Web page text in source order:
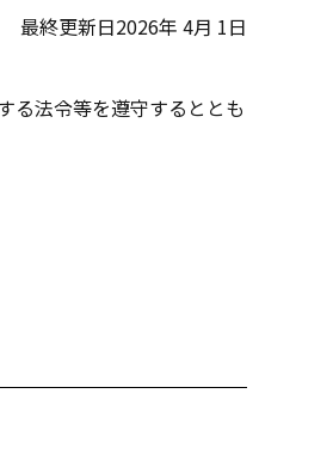
最終更新日2026年 4月 1日
る法令等を遵守するととも